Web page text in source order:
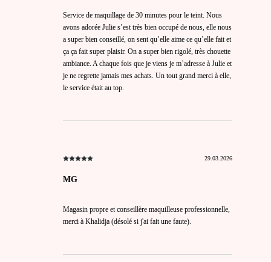
Service de maquillage de 30 minutes pour le teint. Nous
avons adorée Julie s’est très bien occupé de nous, elle nous
a super bien conseillé, on sent qu’elle aime ce qu’elle fait et
ça ça fait super plaisir. On a super bien rigolé, très chouette
ambiance. A chaque fois que je viens je m’adresse à Julie et
je ne regrette jamais mes achats. Un tout grand merci à elle,
le service était au top.
29.03.2026
MG
Magasin propre et conseillère maquilleuse professionnelle,
merci à Khalidja (désolé si j'ai fait une faute).